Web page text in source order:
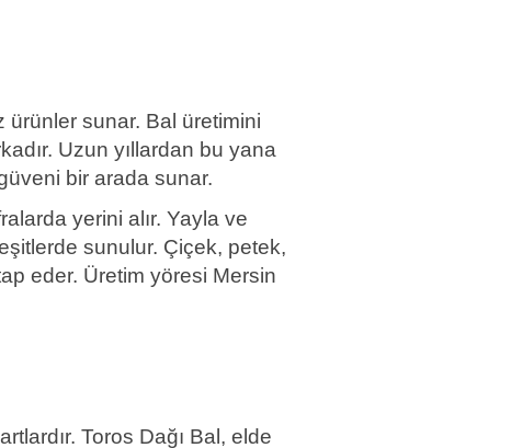
ürünler sunar. Bal üretimini
Uzun yıllardan bu yana
bir arada sunar.
yerini alır. Yayla ve
sunulur. Çiçek, petek,
eder. Üretim yöresi Mersin
Toros Dağı Bal, elde